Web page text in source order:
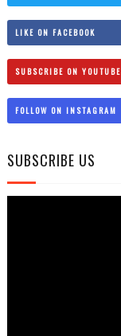
LIKE ON FACEBOOK
SUBSCRIBE ON YOUTUBE
FOLLOW ON INSTAGRAM
SUBSCRIBE US